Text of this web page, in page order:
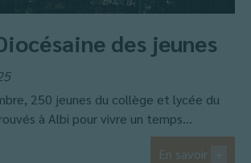
des jeunes
250 jeunes du collège et lycée du
à Albi pour vivre un temps...
En savoir